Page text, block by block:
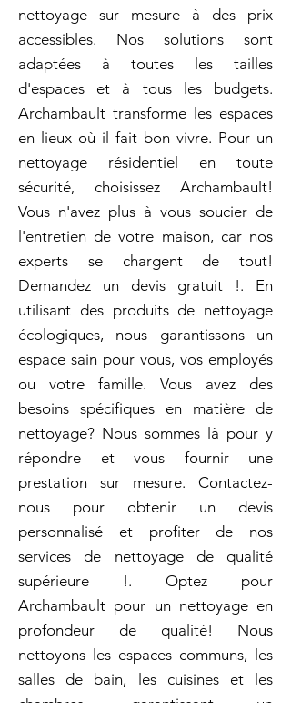
nettoyage sur mesure à des prix
accessibles. Nos solutions sont
adaptées à toutes les tailles
d'espaces et à tous les budgets.
Archambault transforme les espaces
en lieux où il fait bon vivre. Pour un
nettoyage résidentiel en toute
sécurité, choisissez Archambault!
Vous n'avez plus à vous soucier de
l'entretien de votre maison, car nos
experts se chargent de tout!
Demandez un devis gratuit !. En
utilisant des produits de nettoyage
écologiques, nous garantissons un
espace sain pour vous, vos employés
ou votre famille. Vous avez des
besoins spécifiques en matière de
nettoyage? Nous sommes là pour y
répondre et vous fournir une
prestation sur mesure. Contactez-
nous pour obtenir un devis
personnalisé et profiter de nos
services de nettoyage de qualité
supérieure !. Optez pour
Archambault pour un nettoyage en
profondeur de qualité! Nous
nettoyons les espaces communs, les
salles de bain, les cuisines et les